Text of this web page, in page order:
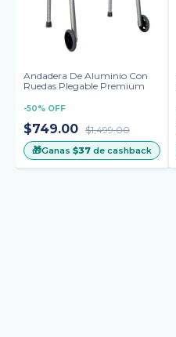
Andadera De Aluminio Con
Ruedas Plegable Premium
-50% OFF
$749.00 $1,499.00
🎁Ganas $37 de cashback